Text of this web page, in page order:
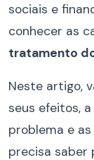
sociais e
conhecer as
tratamento
Neste artigo,
seus efeitos,
problema e
precisa saber